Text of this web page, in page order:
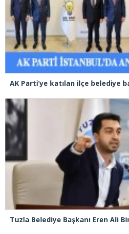
Tuzla Belediye Başkanı Eren Ali